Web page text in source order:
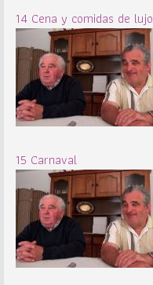
14 Cena y comidas de lujo
15 Carnaval